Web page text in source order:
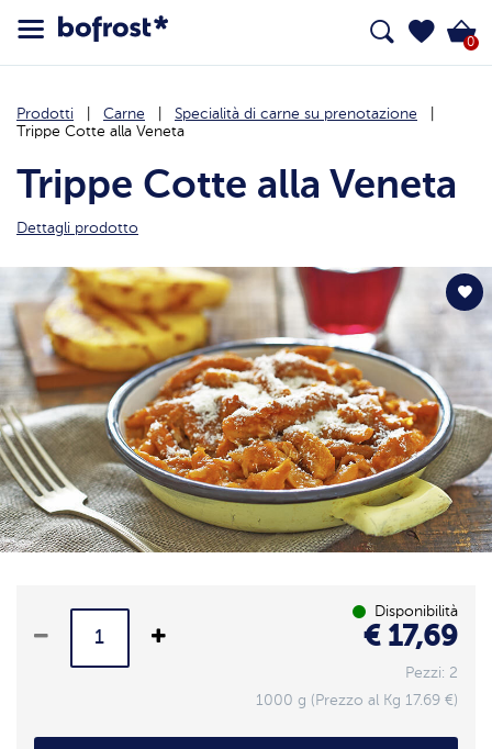
0
Prodotti Carne
Specialità di carne su prenotazione
Trippe Cotte alla Veneta
Trippe Cotte alla Veneta
Dettagli prodotto
Disponibilità
€ 17,69
Pezzi: 2
1000 g (Prezzo al Kg 17.69 €)